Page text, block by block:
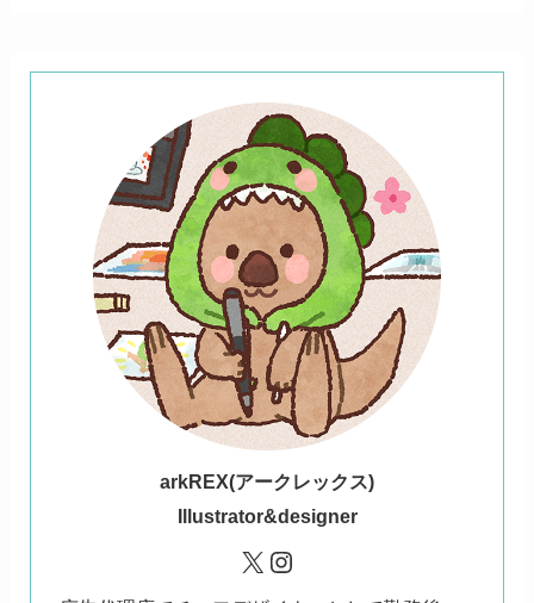
arkREX(アークレックス)
Illustrator&designer
X Instagram